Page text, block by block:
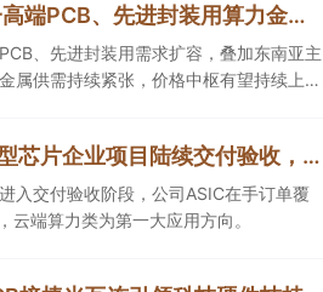
【风口研报·公司】这一高端PCB、先进封装用算力金属需求持续扩容，公司产销量稳居全球第一，且量增计划稳步推进，有望充分受益价格上行
、先进封装用需求扩容，叠加东南亚主
属供需持续紧张，价格中枢有望持续上
【机构调研】这家平台型芯片企业项目陆续交付验收，ASIC在手订单覆盖云端AI等多个方向
入交付验收阶段，公司ASIC在手订单覆
端算力类为第一大应用方向。